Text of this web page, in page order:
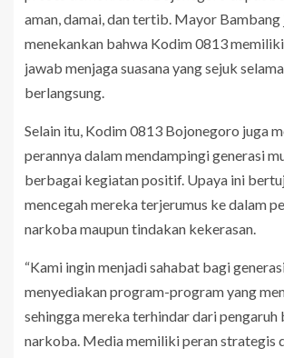
aman, damai, dan tertib. Mayor Bambang
menekankan bahwa Kodim 0813
jawab menjaga suasana yang sejuk
berlangsung.
Selain itu, Kodim 0813 Bojonegoro juga
perannya dalam mendampingi generasi
berbagai kegiatan positif. Upaya ini
mencegah mereka terjerumus ke dalam
narkoba maupun tindakan kekerasan.
“Kami ingin menjadi sahabat bagi
menyediakan program-program yang
sehingga mereka terhindar dari
narkoba. Media memiliki peran strategis